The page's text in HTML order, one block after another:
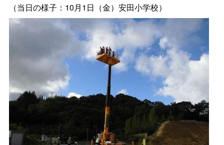
（当日の様子：10月1日（金）安田小学校）